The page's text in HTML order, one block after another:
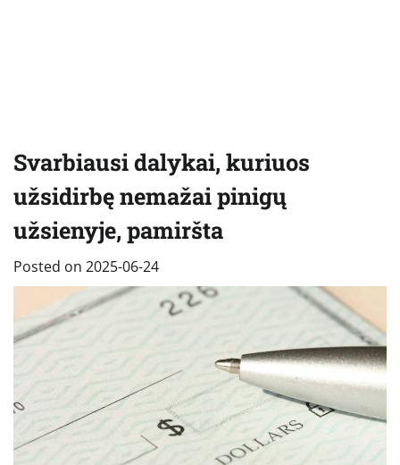
Svarbiausi dalykai, kuriuos
užsidirbę nemažai pinigų
užsienyje, pamiršta
Posted on 2025-06-24